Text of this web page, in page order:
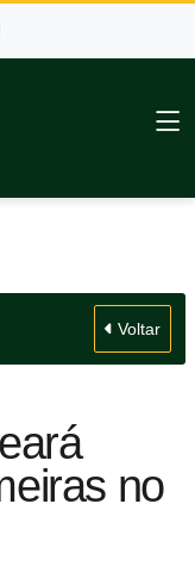
Voltar
no